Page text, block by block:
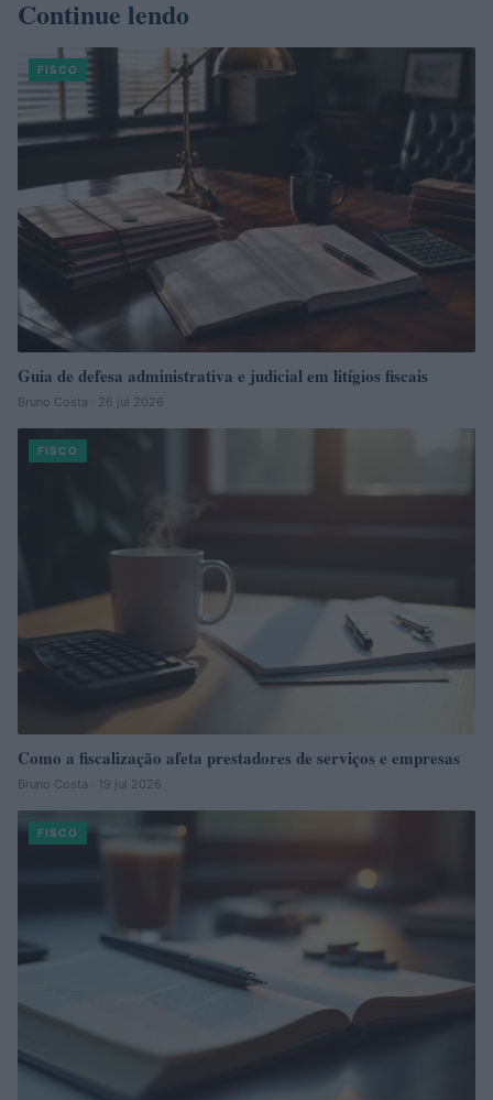
Continue lendo
FISCO
Guia de defesa administrativa e judicial em litígios fiscais
Bruno Costa · 26 jul 2026
FISCO
Como a fiscalização afeta prestadores de serviços e empresas
Bruno Costa · 19 jul 2026
FISCO